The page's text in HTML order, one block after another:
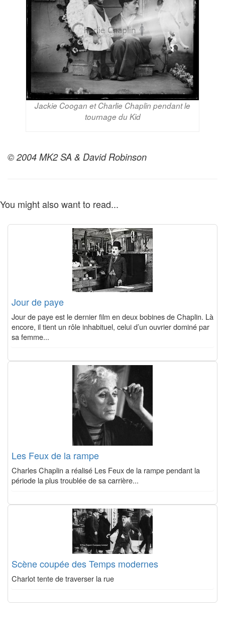
Jackie Coogan et Charlie Chaplin pendant le
tournage du Kid
© 2004 MK2 SA & David Robinson
You might also want to read...
Jour de paye
Jour de paye est le dernier film en deux bobines de Chaplin. Là
encore, il tient un rôle inhabituel, celui d’un ouvrier dominé par
sa femme...
Les Feux de la rampe
Charles Chaplin a réalisé Les Feux de la rampe pendant la
période la plus troublée de sa carrière...
Scène coupée des Temps modernes
Charlot tente de traverser la rue